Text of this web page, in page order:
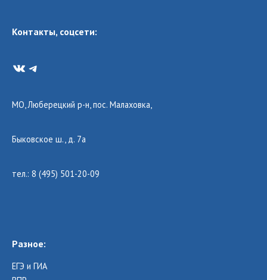
Контакты, соцсети:
VKTelegram
МО, Люберецкий р-н, пос. Малаховка,
Быковское ш., д. 7а
тел.: 8 (495) 501-20-09
Разное:
ЕГЭ и ГИА